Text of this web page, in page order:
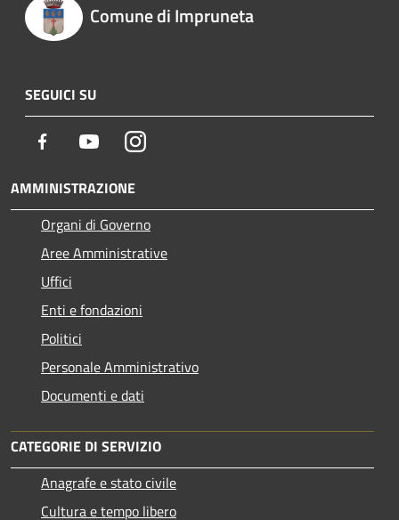
Comune di Impruneta
SEGUICI SU
Facebook YoutubeInstagram
AMMINISTRAZIONE
Organi di Governo
Aree Amministrative
Uffici
Enti e fondazioni
Politici
Personale Amministrativo
Documenti e dati
CATEGORIE DI SERVIZIO
Anagrafe e stato civile
Cultura e tempo libero